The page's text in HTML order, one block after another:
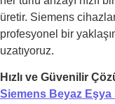
üretir. Siemens
profesyonel bir
uzatıyoruz.
Hızlı ve Güvenilir
Siemens Beyaz Eşya